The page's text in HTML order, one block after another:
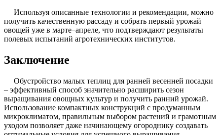
Используя описанные технологии и рекомендации, можно
получить качественную рассаду и собрать первый урожай
овощей уже в марте–апреле, что подтверждают результаты
полевых испытаний агротехнических институтов.
Заключение
Обустройство малых теплиц для ранней весенней посадки
– эффективный способ значительно расширить сезон
выращивания овощных культур и получить ранний урожай.
Использование компактных конструкций с продуманным
микроклиматом, правильным выбором растений и грамотным
уходом позволяет даже начинающему огороднику создавать